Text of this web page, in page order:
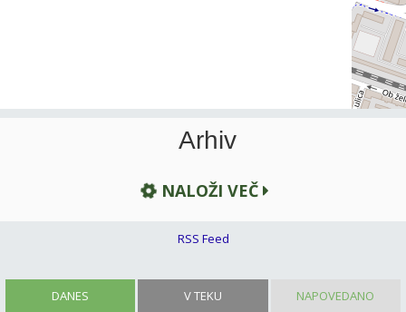
DANES V TEKU NAPOVEDANO
Arhiv
NALOŽI VEČ
RSS Feed